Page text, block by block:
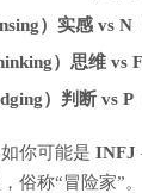
）实感 vs
）思维 vs
）判断 vs P
你可能是 INFJ
俗称“冒险家”。